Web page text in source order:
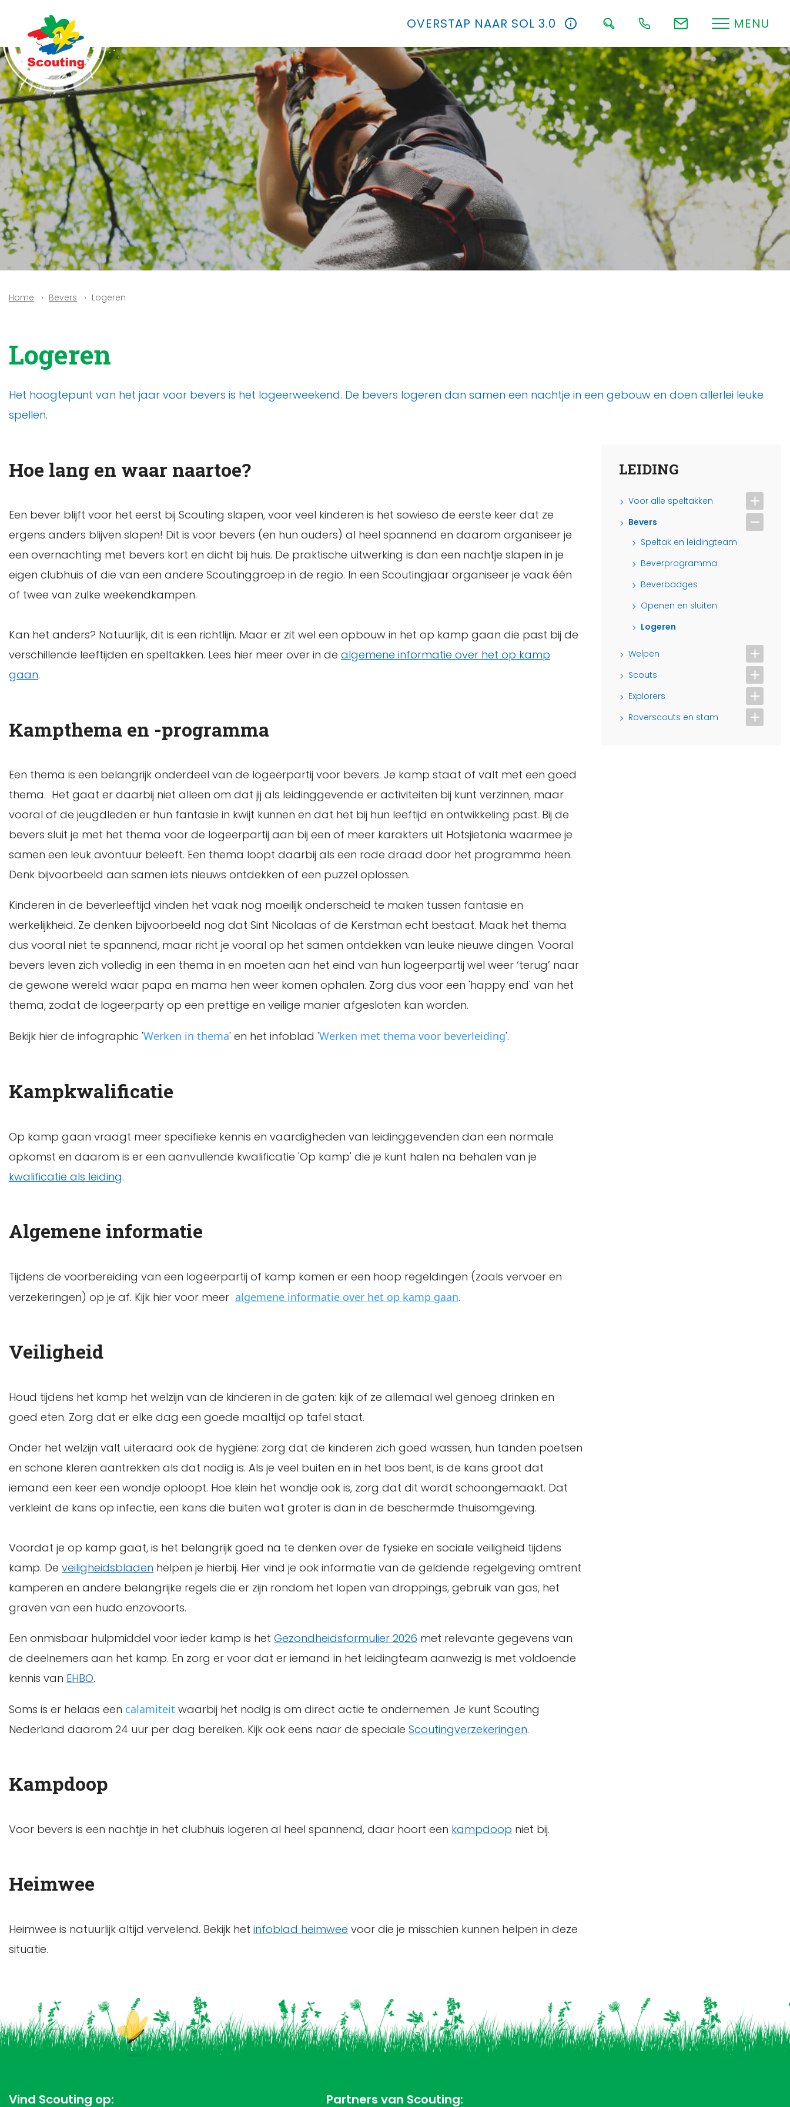
OVERSTAP NAAR SOL 3.0 MENU
Home Bevers Logeren
Logeren
Het hoogtepunt van het jaar voor bevers is het logeerweekend. De bevers logeren dan samen een nachtje in een gebouw en doen allerlei leuke
spellen.
Hoe lang en waar naartoe?
Een bever blijft voor het eerst bij Scouting slapen, voor veel kinderen is het sowieso de eerste keer dat ze
ergens anders blijven slapen! Dit is voor bevers (en hun ouders) al heel spannend en daarom organiseer je
een overnachting met bevers kort en dicht bij huis. De praktische uitwerking is dan een nachtje slapen in je
eigen clubhuis of die van een andere Scoutinggroep in de regio. In een Scoutingjaar organiseer je vaak één
of twee van zulke weekendkampen.
Kan het anders? Natuurlijk, dit is een richtlijn. Maar er zit wel een opbouw in het op kamp gaan die past bij de
verschillende leeftijden en speltakken. Lees hier meer over in de algemene informatie over het op kamp
gaan.
Kampthema en -programma
Een thema is een belangrijk onderdeel van de logeerpartij voor bevers. Je kamp staat of valt met een goed
thema. Het gaat er daarbij niet alleen om dat jij als leidinggevende er activiteiten bij kunt verzinnen, maar
vooral of de jeugdleden er hun fantasie in kwijt kunnen en dat het bij hun leeftijd en ontwikkeling past. Bij de
bevers sluit je met het thema voor de logeerpartij aan bij een of meer karakters uit Hotsjietonia waarmee je
samen een leuk avontuur beleeft. Een thema loopt daarbij als een rode draad door het programma heen.
Denk bijvoorbeeld aan samen iets nieuws ontdekken of een puzzel oplossen.
Kinderen in de beverleeftijd vinden het vaak nog moeilijk onderscheid te maken tussen fantasie en
werkelijkheid. Ze denken bijvoorbeeld nog dat Sint Nicolaas of de Kerstman echt bestaat. Maak het thema
dus vooral niet te spannend, maar richt je vooral op het samen ontdekken van leuke nieuwe dingen. Vooral
bevers leven zich volledig in een thema in en moeten aan het eind van hun logeerpartij wel weer ‘terug’ naar
de gewone wereld waar papa en mama hen weer komen ophalen. Zorg dus voor een 'happy end' van het
thema, zodat de logeerparty op een prettige en veilige manier afgesloten kan worden.
Bekijk hier de infographic 'Werken in thema' en het infoblad 'Werken met thema voor beverleiding'.
Kampkwalificatie
Op kamp gaan vraagt meer specifieke kennis en vaardigheden van leidinggevenden dan een normale
opkomst en daarom is er een aanvullende kwalificatie 'Op kamp' die je kunt halen na behalen van je
kwalificatie als leiding.
Algemene informatie
Tijdens de voorbereiding van een logeerpartij of kamp komen er een hoop regeldingen (zoals vervoer en
verzekeringen) op je af. Kijk hier voor meer algemene informatie over het op kamp gaan.
Veiligheid
Houd tijdens het kamp het welzijn van de kinderen in de gaten: kijk of ze allemaal wel genoeg drinken en
goed eten. Zorg dat er elke dag een goede maaltijd op tafel staat.
Onder het welzijn valt uiteraard ook de hygiëne: zorg dat de kinderen zich goed wassen, hun tanden poetsen
en schone kleren aantrekken als dat nodig is. Als je veel buiten en in het bos bent, is de kans groot dat
iemand een keer een wondje oploopt. Hoe klein het wondje ook is, zorg dat dit wordt schoongemaakt. Dat
verkleint de kans op infectie, een kans die buiten wat groter is dan in de beschermde thuisomgeving.
Voordat je op kamp gaat, is het belangrijk goed na te denken over de fysieke en sociale veiligheid tijdens
kamp. De veiligheidsbladen helpen je hierbij. Hier vind je ook informatie van de geldende regelgeving omtrent
kamperen en andere belangrijke regels die er zijn rondom het lopen van droppings, gebruik van gas, het
graven van een hudo enzovoorts.
Een onmisbaar hulpmiddel voor ieder kamp is het Gezondheidsformulier 2026 met relevante gegevens van
de deelnemers aan het kamp. En zorg er voor dat er iemand in het leidingteam aanwezig is met voldoende
kennis van EHBO.
Soms is er helaas een calamiteit waarbij het nodig is om direct actie te ondernemen. Je kunt Scouting
Nederland daarom 24 uur per dag bereiken. Kijk ook eens naar de speciale Scoutingverzekeringen.
Kampdoop
Voor bevers is een nachtje in het clubhuis logeren al heel spannend, daar hoort een kampdoop niet bij.
Heimwee
Heimwee is natuurlijk altijd vervelend. Bekijk het infoblad heimwee voor die je misschien kunnen helpen in deze
situatie.
LEIDING
Voor alle speltakken
Bevers
Speltak en leidingteam
Beverprogramma
Beverbadges
Openen en sluiten
Logeren
Welpen
Scouts
Explorers
Roverscouts en stam
Vind Scouting op: Partners van Scouting: